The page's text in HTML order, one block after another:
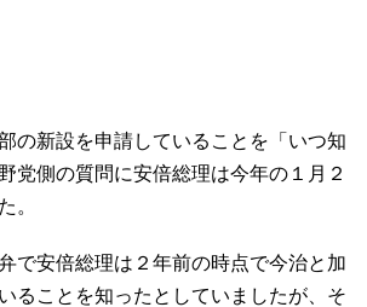
の新設を申請していることを「いつ知
党側の質問に安倍総理は今年の１月２
。
で安倍総理は２年前の時点で今治と加
ることを知ったとしていましたが、そ